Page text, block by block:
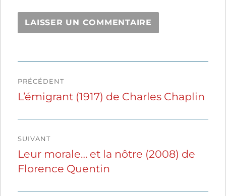
de
PRÉCÉDENT
Publication
L’émigrant (1917) de Charles Chaplin
SUIVANT
Publication
suivante :
Leur morale… et la nôtre (2008) de
Florence Quentin